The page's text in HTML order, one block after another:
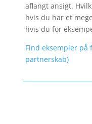
aflangt ansigt.
hvis du har et
hvis du for
Find eksempler på
partnerskab)